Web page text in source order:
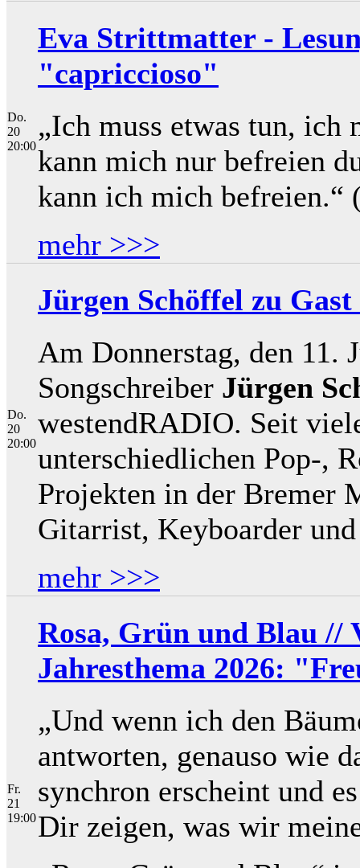
Do.
20
20:00
Eva Strittmatter -
"capriccioso"
„Ich muss etwas tun, ich
kann mich nur befreien
kann ich mich befreien.“
mehr >>>
Do.
20
20:00
Jürgen Schöffel zu
Am Donnerstag, den 11.
Songschreiber Jürgen
westendRADIO. Seit
unterschiedlichen Pop-,
Projekten in der Bremer
Gitarrist, Keyboarder und
mehr >>>
Fr.
21
19:00
Rosa, Grün und Blau //
Jahresthema 2026:
„Und wenn ich den
antworten, genauso wie
synchron erscheint und
Dir zeigen, was wir